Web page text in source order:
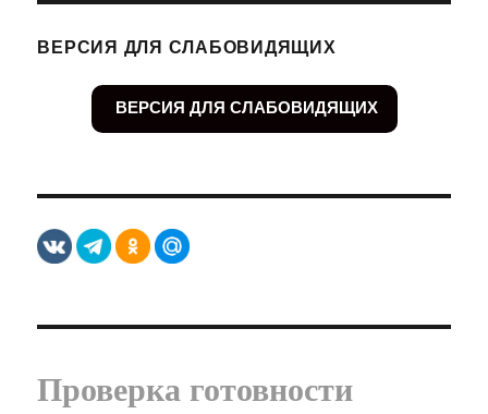
ВЕРСИЯ ДЛЯ СЛАБОВИДЯЩИХ
ВЕРСИЯ ДЛЯ СЛАБОВИДЯЩИХ
Проверка готовности